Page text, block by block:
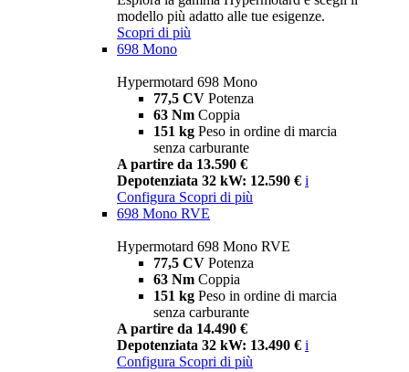
modello più adatto alle tue esigenze.
Scopri di più
698 Mono
Hypermotard 698 Mono
77,5 CV Potenza
63 Nm Coppia
151 kg Peso in ordine di marcia
senza carburante
A partire da 13.590 €
Depotenziata 32 kW: 12.590 € i
Configura Scopri di più
698 Mono RVE
Hypermotard 698 Mono RVE
77,5 CV Potenza
63 Nm Coppia
151 kg Peso in ordine di marcia
senza carburante
A partire da 14.490 €
Depotenziata 32 kW: 13.490 € i
Configura Scopri di più